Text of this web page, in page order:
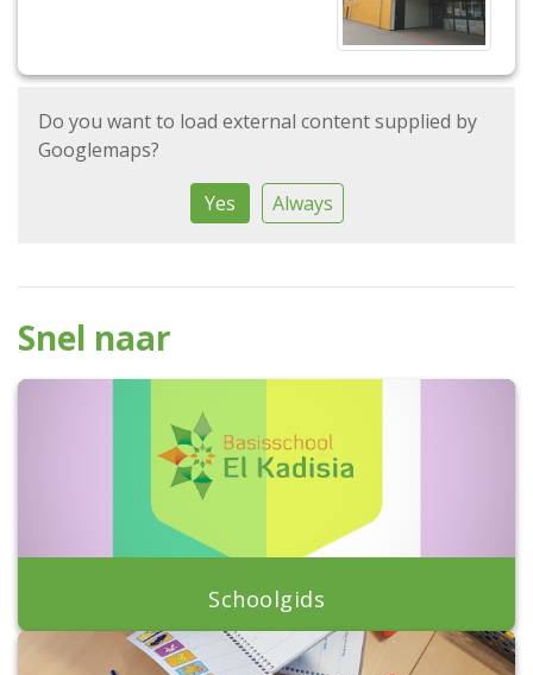
Do you want to load external content supplied by
Googlemaps?
Yes Always
Snel naar
Schoolgids